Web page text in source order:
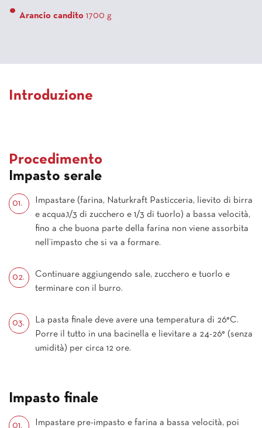
Arancio candito 1700 g
Introduzione
Procedimento
Impasto serale
Impastare (farina, Naturkraft Pasticceria, lievito di birra
e acqua,1/3 di zucchero e 1/3 di tuorlo) a bassa velocità,
fino a che buona parte della farina non viene assorbita
nell’impasto che si va a formare.
Continuare aggiungendo sale, zucchero e tuorlo e
terminare con il burro.
La pasta finale deve avere una temperatura di 26°C.
Porre il tutto in una bacinella e lievitare a 24-26° (senza
umidità) per circa 12 ore.
Impasto finale
Impastare pre-impasto e farina a bassa velocità, poi